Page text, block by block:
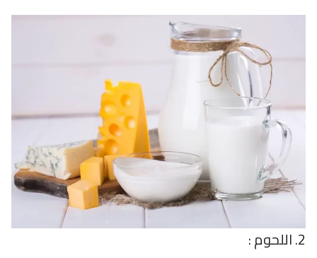
2. اللحوم :